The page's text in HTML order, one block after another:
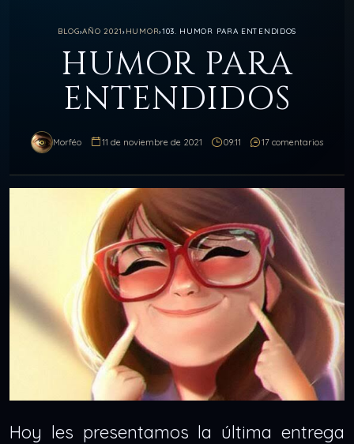
BLOG›AÑO 2021› HUMOR›103. HUMOR PARA ENTENDIDOS
HUMOR PARA
ENTENDIDOS
Morféo 11 de noviembre de 2021 09:11 17 comentarios
Hoy les presentamos la última entrega